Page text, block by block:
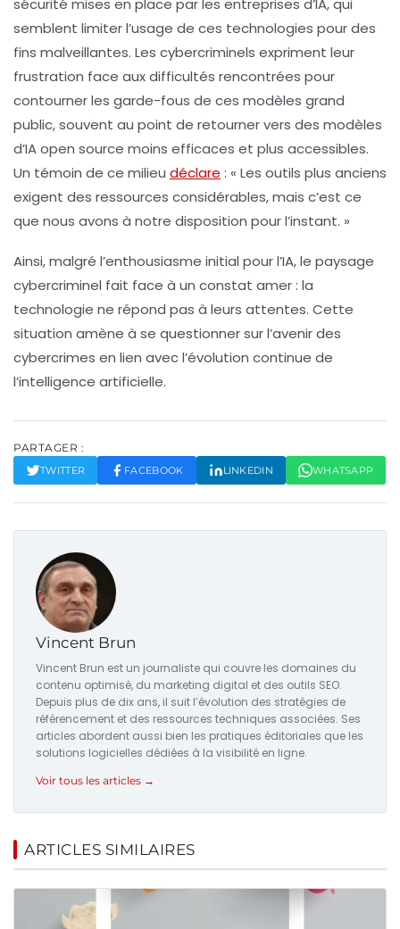
sécurité mises en place par les entreprises d’IA, qui
semblent limiter l’usage de ces technologies pour des
fins malveillantes. Les cybercriminels expriment leur
frustration face aux difficultés rencontrées pour
contourner les garde-fous de ces modèles grand
public, souvent au point de retourner vers des modèles
d’IA open source moins efficaces et plus accessibles.
Un témoin de ce milieu déclare : « Les outils plus anciens
exigent des ressources considérables, mais c’est ce
que nous avons à notre disposition pour l’instant. »
Ainsi, malgré l’enthousiasme initial pour l’IA, le paysage
cybercriminel fait face à un constat amer : la
technologie ne répond pas à leurs attentes. Cette
situation amène à se questionner sur l’avenir des
cybercrimes en lien avec l’évolution continue de
l’intelligence artificielle.
PARTAGER :
TWITTER FACEBOOK LINKEDIN WHATSAPP
Vincent Brun
Vincent Brun est un journaliste qui couvre les domaines du
contenu optimisé, du marketing digital et des outils SEO.
Depuis plus de dix ans, il suit l’évolution des stratégies de
référencement et des ressources techniques associées. Ses
articles abordent aussi bien les pratiques éditoriales que les
solutions logicielles dédiées à la visibilité en ligne.
Voir tous les articles →
ARTICLES SIMILAIRES